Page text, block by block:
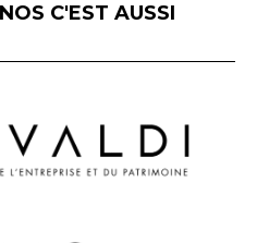
C'EST AUSSI